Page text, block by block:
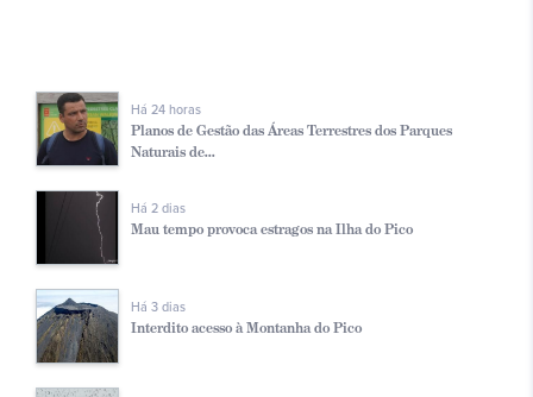
Há 24 horas
Planos de Gestão das Áreas Terrestres dos Parques
Naturais de...
Há 2 dias
Mau tempo provoca estragos na Ilha do Pico
Há 3 dias
Interdito acesso à Montanha do Pico